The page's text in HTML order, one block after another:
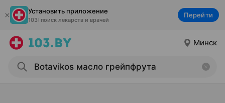
Установить приложение
103: поиск лекарств и врачей
Перейти
Минск